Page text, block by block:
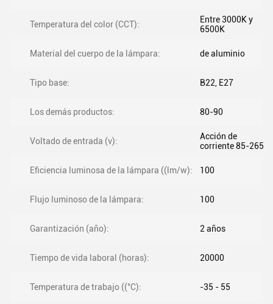
Temperatura del color (CCT):
Entre 3000K y
6500K
Material del cuerpo de la lámpara: de aluminio
Tipo base: B22, E27
Los demás productos: 80-90
Voltado de entrada (v):
Acción de
corriente 85-265V
Eficiencia luminosa de la lámpara ((lm/w): 100
Flujo luminoso de la lámpara: 100
Garantización (año): 2 años
Tiempo de vida laboral (horas): 20000
Temperatura de trabajo ((°C): -35 - 55